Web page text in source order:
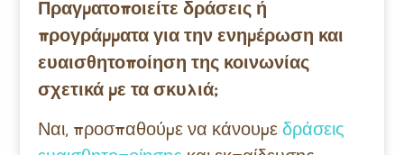
Πραγματοποιείτε δράσεις ή
προγράμματα για την ενημέρωση και
ευαισθητοποίηση της κοινωνίας
σχετικά με τα σκυλιά;
Ναι, προσπαθούμε να κάνουμεδράσεις